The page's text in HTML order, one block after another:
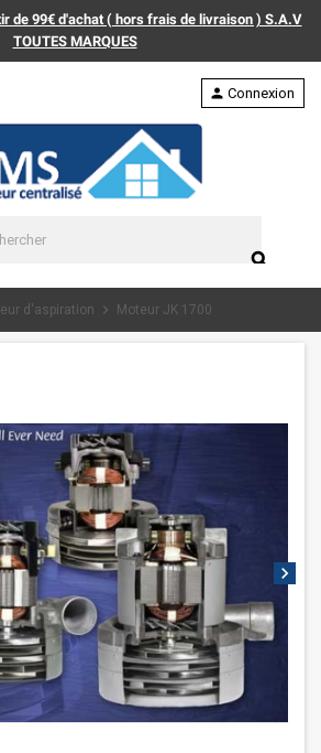
de 99€ d'achat ( hors frais de livraison ) S.A.V
TOUTES MARQUES
search
person Connexion
d'aspiration chevron_right Moteur JK 1700
chevron_right